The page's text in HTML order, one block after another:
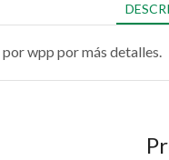
wpp por más detalles.